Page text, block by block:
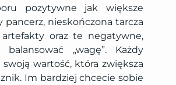
pozytywne jak większe
pancerz, nieskończona tarcza
oraz te negatywne,
„wagę”. Każdy
wartość, która zwiększa
Im bardziej chcecie sobie